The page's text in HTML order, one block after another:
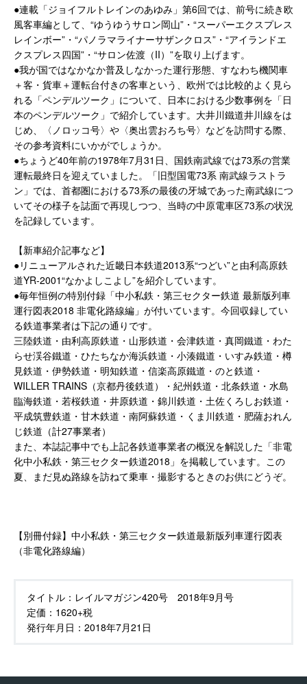
●連載「ジョイフルトレインのあゆみ」第6回では、前号に続き欧
風客車編として、“ゆうゆうサロン岡山”・“スーパーエクスプレス
レインボー”・“パノラマライナーサザンクロス”・“アイランドエ
クスプレス四国”・“サロン佐渡（II）”を取り上げます。
●我が国ではなかなか普及しなかった運行形態、すなわち機関車
＋客・貨車＋運転台付きの客車という、欧州では比較的よく見ら
れる「ペンデルツーク」について、日本における少数事例を「日
本のペンデルツーク」で紹介しています。大井川鐵道井川線をは
じめ、〈ノロッコ号〉や〈奥出雲おろち号〉などを訪問する際、
その参考資料にいかがでしょうか。
●ちょうど40年前の1978年7月31日、国鉄南武線では73系の営業
運転最終日を迎えていました。「旧型国電73系 南武線ラストラ
ン」では、首都圏における73系の最後の牙城であった南武線につ
いてその様子を誌面で再現しつつ、当時の中原電車区73系の状況
を記録しています。
【新車紹介記事など】
●リニューアルされた近畿日本鉄道2013系“つどい”と由利高原鉄
道YR-2001“なかよしこよし”を紹介しています。
●毎年恒例の特別付録「中小私鉄・第三セクター鉄道 最新版列車
運行図表2018 非電化路線編」が付いています。今回収録してい
る鉄道事業者は下記の通りです。
三陸鉄道・由利高原鉄道・山形鉄道・会津鉄道・真岡鐵道・わた
らせ渓谷鐵道・ひたちなか海浜鉄道・小湊鐵道・いすみ鉄道・樽
見鉄道・伊勢鉄道・明知鉄道・信楽高原鐵道・のと鉄道・
WILLER TRAINS（京都丹後鉄道）・紀州鉄道・北条鉄道・水島
臨海鉄道・若桜鉄道・井原鉄道・錦川鉄道・土佐くろしお鉄道・
平成筑豊鉄道・甘木鉄道・南阿蘇鉄道・くま川鉄道・肥薩おれん
じ鉄道（計27事業者）
また、本誌記事中でも上記各鉄道事業者の概況を解説した「非電
化中小私鉄・第三セクター鉄道2018」を掲載しています。この
夏、まだ見ぬ路線を訪ねて乗車・撮影するときのお供にどうぞ。
【別冊付録】中小私鉄・第三セクター鉄道最新版列車運行図表
（非電化路線編）
タイトル： レイルマガジン420号 2018年9月号
定価： 1620+税
発行年月日： 2018年7月21日